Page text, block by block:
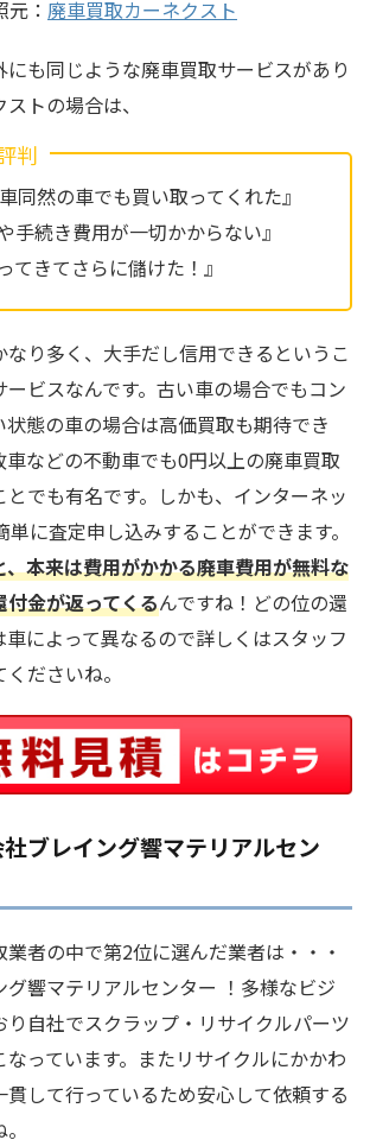
元： 廃車買取カーネクスト
にも同じような廃車買取サービスがあり
トの場合は、
判
同然の車でも買い取ってくれた』
手続き費用が一切かからない』
てきてさらに儲けた！』
なり多く、大手だし信用できるというこ
ービスなんです。古い車の場合でもコン
態の車の場合は高価買取も期待でき
車などの不動車でも0円以上の廃車買取
でも有名です。しかも、インターネッ
単に査定申し込みすることができます。
本来は費用がかかる廃車費用が無料な
金が返ってくるんですね！どの位の還
によって異なるので詳しくはスタッフ
ださいね。
ブレイング響マテリアルセン
者の中で第2位に選んだ業者は・・・
響マテリアルセンター ！多様なビジ
り自社でスクラップ・リサイクルパーツ
っています。またリサイクルにかかわ
貫して行っているため安心して依頼する